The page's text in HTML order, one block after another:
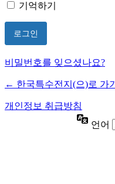
기억하기
비밀번호를 잊으셨나요?
← 한국특수전지(으)로 가기
개인정보 취급방침
언어